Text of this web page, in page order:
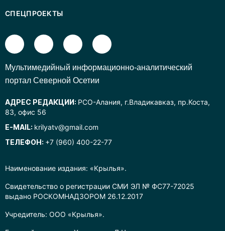
Наименование издания: «Крылья».
Свидетельство о регистрации СМИ ЭЛ № ФС77-72025
выдано РОСКОМНАДЗОРОМ 26.12.2017
Учредитель: ООО «Крылья».
СПЕЦПРОЕКТЫ
Mультимедийный информационно-аналитический
портал Северной Осетии
АДРЕС РЕДАКЦИИ: РСО-Алания, г.Владикавказ, пр.Коста,
83, офис 56
E-MAIL: krilyatv@gmail.com
ТЕЛЕФОН: +7 (960) 400-22-77